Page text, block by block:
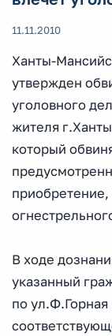
11.11.2010
Ханты-
утвержден
уголовного
жителя
который
В ходе
указанный
по